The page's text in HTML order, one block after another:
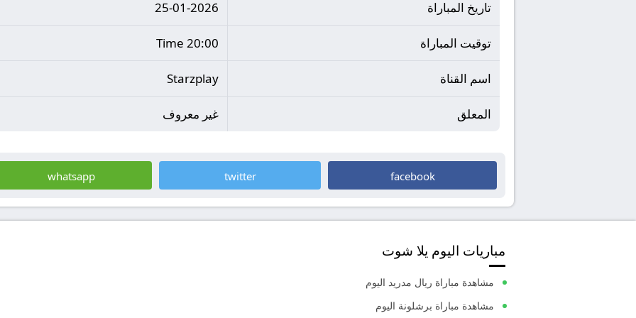
تاريخ المباراة 25-01-2026
توقيت المباراة 20:00 Time
اسم القناة Starzplay
المعلق غير معروف
facebook
twitter
whatsapp
مباريات اليوم يلا شوت
مشاهدة مباراة ريال مدريد اليوم
مشاهدة مباراة برشلونة اليوم